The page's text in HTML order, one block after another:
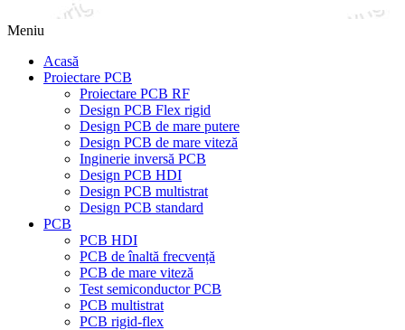
Meniu
Acasă
Proiectare PCB
Proiectare PCB RF
Design PCB Flex rigid
Design PCB de mare putere
Design PCB de mare viteză
Inginerie inversă PCB
Design PCB HDI
Design PCB multistrat
Design PCB standard
PCB
PCB HDI
PCB de înaltă frecvență
PCB de mare viteză
Test semiconductor PCB
PCB multistrat
PCB rigid-flex